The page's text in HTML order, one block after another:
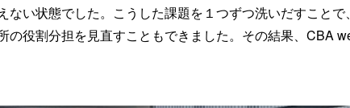
ない状態でした。こうした課題を１つずつ洗いだすこと
の役割分担を見直すこともできました。その結果、CBA